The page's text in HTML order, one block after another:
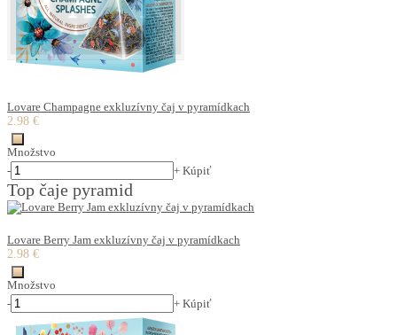
Lovare Champagne exkluzívny čaj v pyramídkach
2.98 €
Množstvo
-
+ Kúpiť
Top čaje pyramid
Lovare Berry Jam exkluzívny čaj v pyramídkach
2.98 €
Množstvo
-
+ Kúpiť